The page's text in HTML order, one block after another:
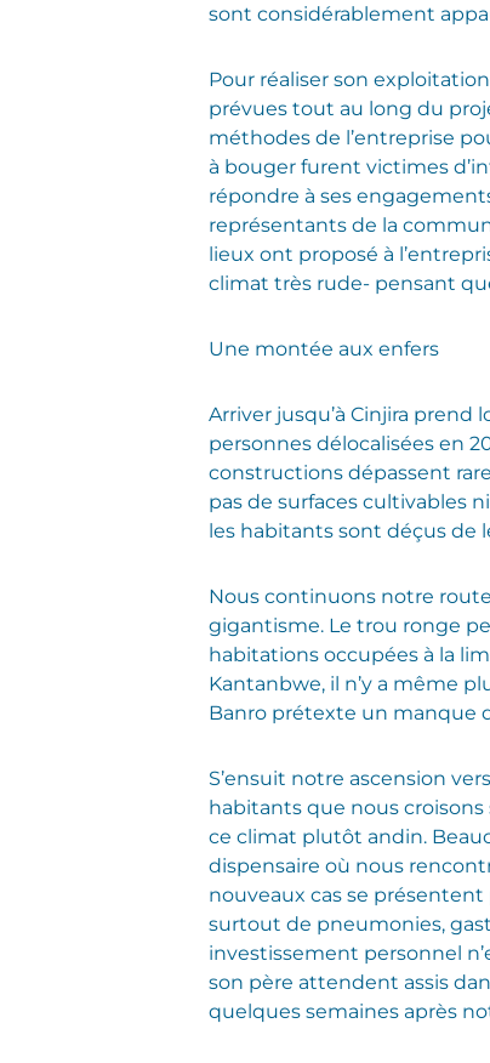
sont considérablement
Pour réaliser son
prévues tout au long du
méthodes de l’entreprise
à bouger furent victimes
répondre à ses
représentants de la
lieux ont proposé à
climat très rude- pensant
Une montée aux enfers
Arriver jusqu’à Cinjira prend
personnes délocalisées en
constructions dépassent
pas de surfaces cultivables
les habitants sont déçus de
Nous continuons notre
gigantisme. Le trou ronge
habitations occupées à la
Kantanbwe, il n’y a même
Banro prétexte un manque
S’ensuit notre ascension
habitants que nous
ce climat plutôt andin.
dispensaire où nous
nouveaux cas se
surtout de pneumonies,
investissement personnel
son père attendent assis
quelques semaines après